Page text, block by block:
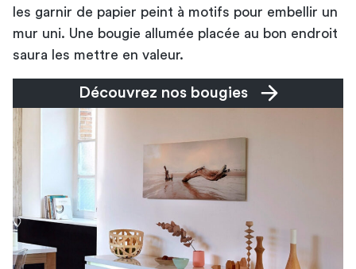
les garnir de papier peint à motifs pour embellir un
mur uni. Une bougie allumée placée au bon endroit
saura les mettre en valeur.
Découvrez nos bougies